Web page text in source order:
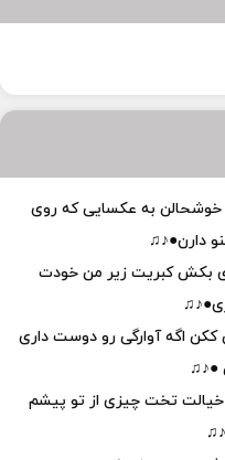
به عکسایی که روی
دارن●♪♫
بکش کبریت زیر من خودت
اگه آوارگی رو دوست داری
●♪♫
خیالت تخت چیزی از تو پیشم